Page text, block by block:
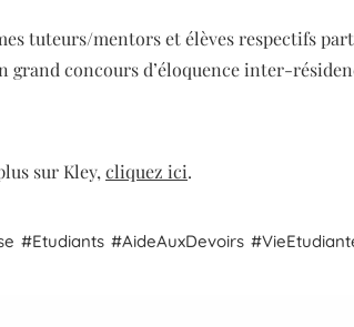
tuteurs/mentors et élèves respectifs
grand concours d’éloquence inter-
sur Kley, cliquez ici.
Etudiants AideAuxDevoirs Vie